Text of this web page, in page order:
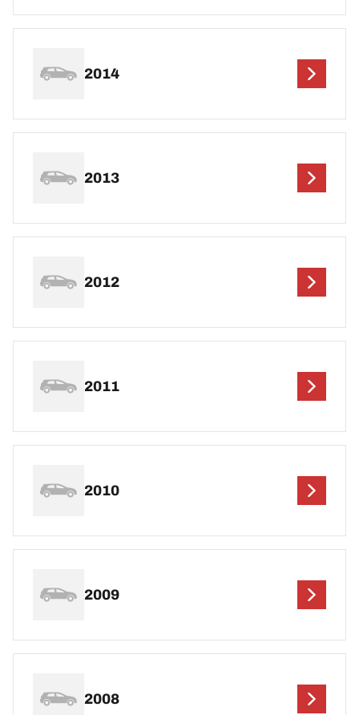
2014
2013
2012
2011
2010
2009
2008